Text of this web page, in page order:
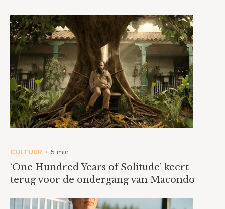
CULTUUR • 5 min
‘One Hundred Years of Solitude’ keert
terug voor de ondergang van Macondo